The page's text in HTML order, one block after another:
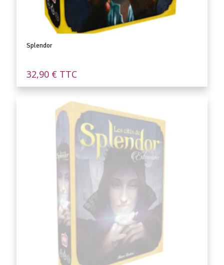
Splendor
32,90 € TTC